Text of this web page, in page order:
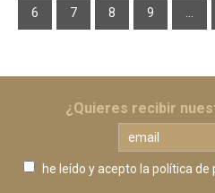
6 7 8 9
¿Quieres recibir
he leído y acepto la política de